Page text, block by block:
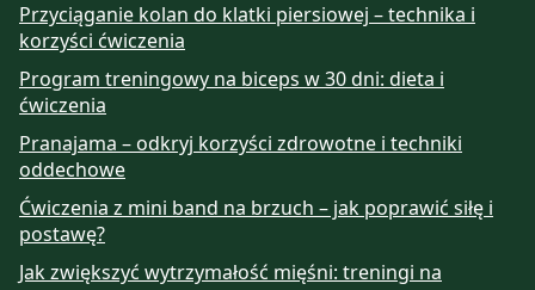
Przyciąganie kolan do klatki piersiowej – technika i
korzyści ćwiczenia
Program treningowy na biceps w 30 dni: dieta i
ćwiczenia
Pranajama – odkryj korzyści zdrowotne i techniki
oddechowe
Ćwiczenia z mini band na brzuch – jak poprawić siłę i
postawę?
Jak zwiększyć wytrzymałość mięśni: treningi na